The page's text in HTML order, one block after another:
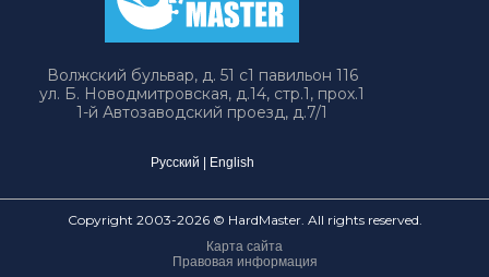
Волжский бульвар, д. 51 с1 павильон 116
ул. Б. Новодмитровская, д.14, стр.1, прох.1
1-й Автозаводский проезд, д.7/1
Русский English
Copyright 2003-2026 © HardMaster. All rights reserved.
Карта сайта
Правовая информация